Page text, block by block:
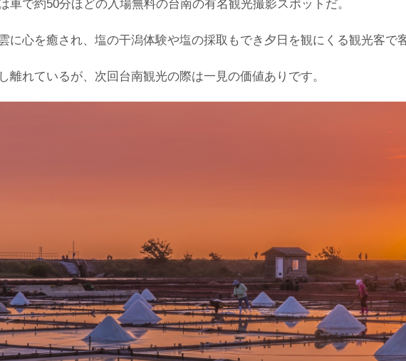
車で約50分ほどの入場無料の台南の有名観光撮影スポットだ。
に心を癒され、塩の干潟体験や塩の採取もでき夕日を観にくる観光客で
離れているが、次回台南観光の際は一見の価値ありです。